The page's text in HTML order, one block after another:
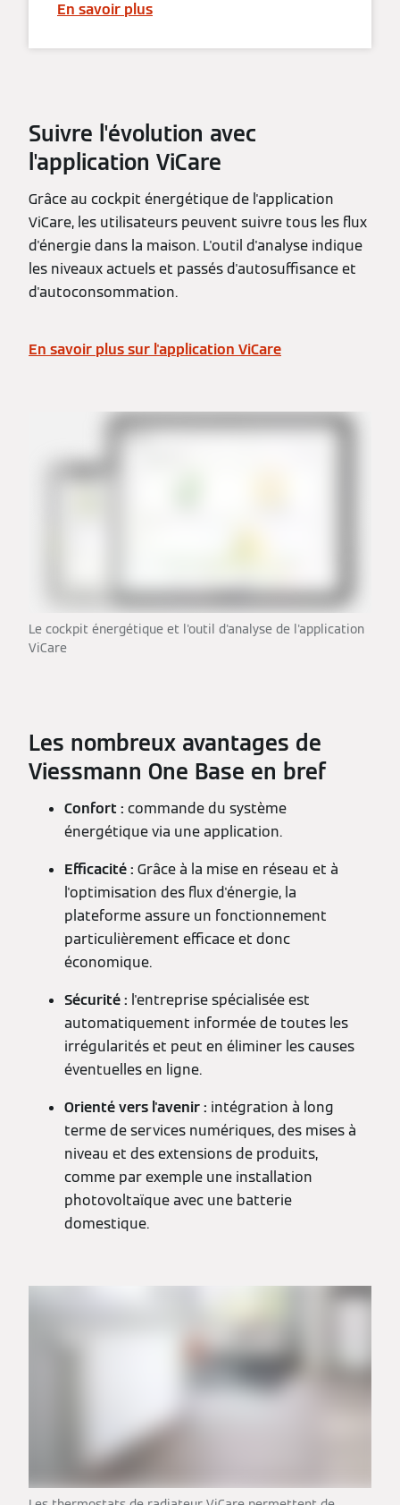
En savoir plus
Suivre l'évolution avec
l'application ViCare
Grâce au cockpit énergétique de l'application
ViCare, les utilisateurs peuvent suivre tous les flux
d'énergie dans la maison. L'outil d'analyse indique
les niveaux actuels et passés d'autosuffisance et
d'autoconsommation.
En savoir plus sur l'application ViCare
Le cockpit énergétique et l'outil d'analyse de l'application
ViCare
Les nombreux avantages de
Viessmann One Base en bref
Confort : commande du système
énergétique via une application.
Efficacité : Grâce à la mise en réseau et à
l'optimisation des flux d'énergie, la
plateforme assure un fonctionnement
particulièrement efficace et donc
économique.
Sécurité : l'entreprise spécialisée est
automatiquement informée de toutes les
irrégularités et peut en éliminer les causes
éventuelles en ligne.
Orienté vers l'avenir : intégration à long
terme de services numériques, des mises à
niveau et des extensions de produits,
comme par exemple une installation
photovoltaïque avec une batterie
domestique.